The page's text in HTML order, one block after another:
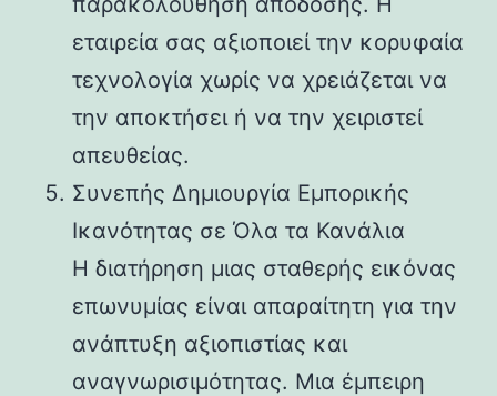
εταιρεία σας αξιοποιεί την κορυφαία
τεχνολογία χωρίς να χρειάζεται να
την αποκτήσει ή να την χειριστεί
απευθείας.
Συνεπής Δημιουργία Εμπορικής
Ικανότητας σε Όλα τα Κανάλια
Η διατήρηση μιας σταθερής εικόνας
επωνυμίας είναι απαραίτητη για την
ανάπτυξη αξιοπιστίας και
αναγνωρισιμότητας. Μια έμπειρη